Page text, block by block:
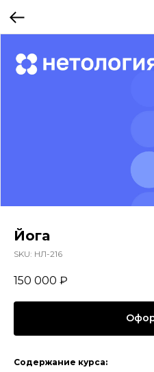
Йога
SKU: НЛ-216
150 000 ₽
Содержание курса: